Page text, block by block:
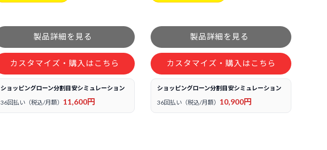
カスタマイズ・購入はこちら
ショッピングローン分割目安シミュレーション
36回払い（税込/月額） 11,600円
カスタマイズ・購入はこちら
ショッピングローン分割目安シミュレーション
36回払い（税込/月額） 10,900円